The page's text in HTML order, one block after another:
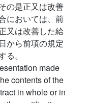
の是正又は改善
においては、前
又は改善した給
から前項の規定
。
made
contents of the
in whole or in